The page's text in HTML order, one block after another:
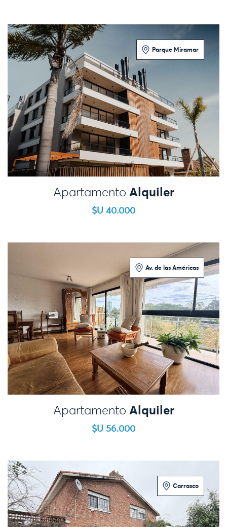
Parque Miramar
1 Dormitorio
Apartamento Alquiler
$U 40.000
Av. de las Américas
3 Dormitorios
Apartamento Alquiler
$U 56.000
Carrasco